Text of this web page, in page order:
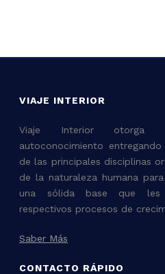
VIAJE INTERIOR
Viaje Interior otorga
autoconocimiento
de las principales disciplinas
de la naturaleza humana
una sólida base que les
respectivos procesos de
Saber Más
CONTACTO RÁPIDO